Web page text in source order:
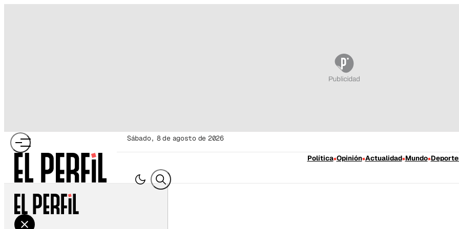
sábado, 8 de agosto de 2026
Política Opinión Actualidad Mundo